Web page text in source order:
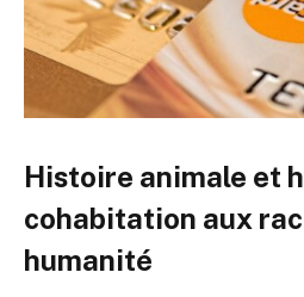
Histoire animale et
cohabitation aux
humanité